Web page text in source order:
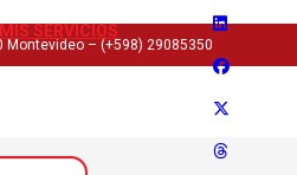
Montevideo – (+598) 29085350
MIS SERVICIOS